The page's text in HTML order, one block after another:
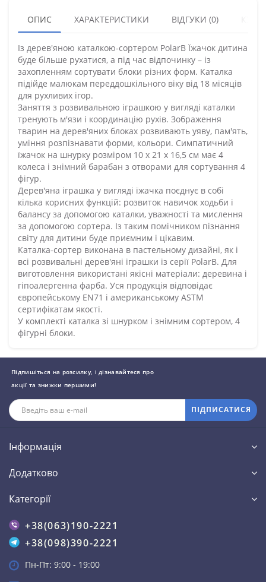
ОПИС ХАРАКТЕРИСТИКИ ВІДГУКИ (0)
Із дерев'яною каталкою-сортером PolarB Їжачок дитина
буде більше рухатися, а під час відпочинку – із
захопленням сортувати блоки різних форм. Каталка
підійде малюкам переддошкільного віку від 18 місяців
для рухливих ігор.
Заняття з розвивальною іграшкою у вигляді каталки
тренують м'язи і координацію рухів. Зображення
тварин на дерев'яних блоках розвивають уяву, пам'ять,
уміння розпізнавати форми, кольори. Симпатичний
їжачок на шнурку розміром 10 х 21 х 16,5 см має 4
колеса і знімний барабан з отворами для сортування 4
фігур.
Дерев'яна іграшка у вигляді їжачка поєднує в собі
кілька корисних функцій: розвиток навичок ходьби і
балансу за допомогою каталки, уважності та мислення
за допомогою сортера. Із таким помічником пізнання
світу для дитини буде приємним і цікавим.
Каталка-сортер виконана в пастельному дизайні, як і
всі розвивальні дерев'яні іграшки із серії PolarB. Для
виготовлення використані якісні матеріали: деревина і
гіпоалергенна фарба. Уся продукція відповідає
європейському EN71 і американському ASTM
сертифікатам якості.
У комплекті каталка зі шнурком і знімним сортером, 4
фігурні блоки.
Підпишіться на розсилку, і дізнавайтеся про
акції та знижки першими!
ПІДПИСАТИСЯ
Інформація
Додатково
Категорії
+38(063)190-2221
+38(098)390-2221
Пн-Пт: 9:00 - 19:00